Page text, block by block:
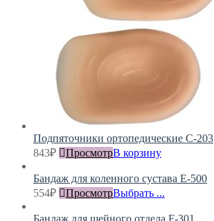
Подпяточники ортопедические С-203
843₽ ПросмотрВ корзину
Бандаж для коленного сустава Е-500
554₽ ПросмотрВыбрать ...
Бандаж для шейного отдела F-301